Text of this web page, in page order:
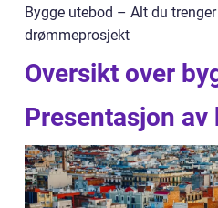
Bygge utebod – Alt du
drømmeprosjekt
Oversikt over
Presentasjon av